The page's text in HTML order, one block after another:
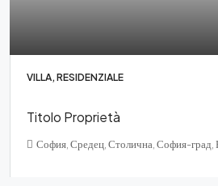
VILLA, RESIDENZIALE
Titolo Proprietà
София, Средец, Столична, София-град,